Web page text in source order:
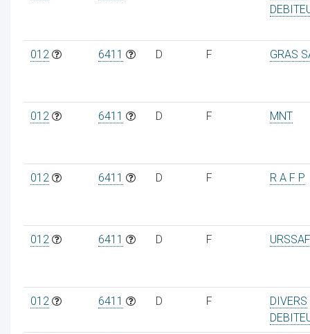
012 6411 D F GRAS
012 6411 D F MNT
012 6411 D F R A F P
012 6411 D F
012 6411 D F
DIVERS